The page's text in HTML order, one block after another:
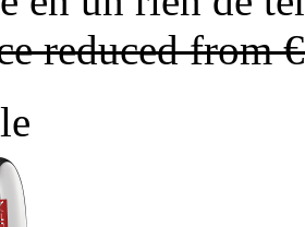
reduced from